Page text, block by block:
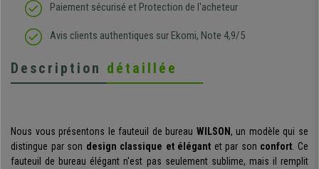
Paiement sécurisé et Protection de l'acheteur
Avis clients authentiques sur Ekomi, Note 4,9/5
Description détaillée
Nous vous présentons le fauteuil de bureau WILSON, un modèle qui se
distingue par son design classique et élégant et par son confort. Ce
fauteuil de bureau é légant n'est pas seulement sublime, mais il remplit